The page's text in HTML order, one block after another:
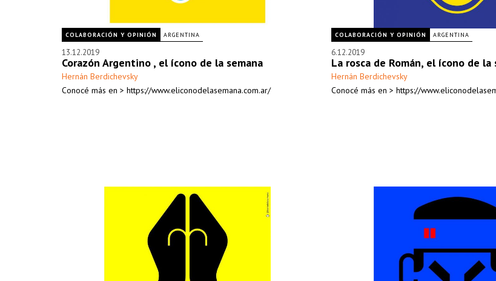
COLABORACIÓN Y OPINIÓN ARGENTINA
13.12.2019
Corazón Argentino , el ícono de la semana
Hernán Berdichevsky
Conocé más en > https://www.eliconodelasemana.com.ar/
COLABORACIÓN Y OPINIÓN ARGENTINA
6.12.2019
La rosca de Román, el ícono de la
Hernán Berdichevsky
Conocé más en > https://